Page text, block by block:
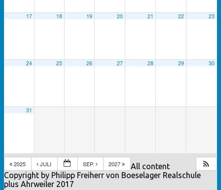
17 18 19 20 21 22 23
24 25 26 27 28 29 30
31
2025 JULI SEP. 2027
All content
Copyright by Philipp Freiherr von Boeselager Realschule
plus Ahrweiler 2017